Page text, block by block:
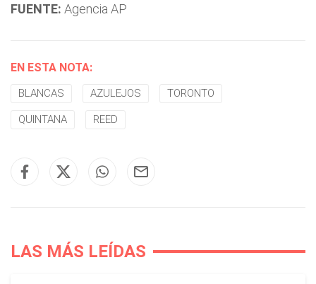
FUENTE: Agencia AP
EN ESTA NOTA:
BLANCAS AZULEJOS TORONTO
QUINTANA REED
LAS MÁS LEÍDAS